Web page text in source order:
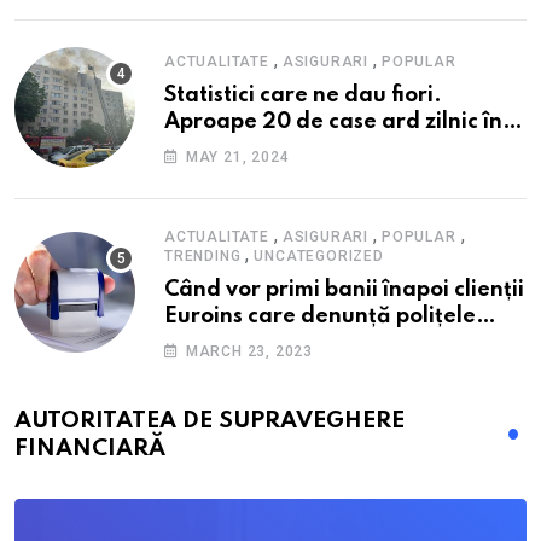
ACTUALITATE , ASIGURARI ,POPULAR
Statistici care ne dau fiori.
Aproape 20 de case ard zilnic în
România, iar pagubele au
nici 40 de lei pe lună
MAY 21, 2024
ACTUALITATE , ASIGURARI ,POPULAR ,
TRENDING ,UNCATEGORIZED
Când vor primi banii înapoi clienții
Euroins care denunță polițele
RCA? Toți pașii și toate termenele
MARCH 23, 2023
AUTORITATEA DE SUPRAVEGHERE
FINANCIARĂ